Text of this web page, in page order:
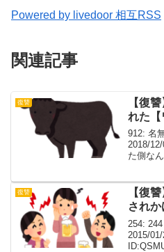
Powered by livedoor 相互RSS
関連記事
復讐
【復
れた【
912: 名
2018/
た側な
引先ま
復讐
【復
され
254:
2015/